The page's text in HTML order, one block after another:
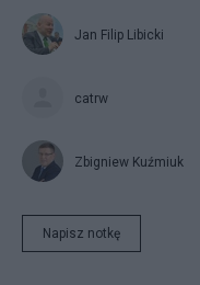
Jan Filip Libicki
catrw
Zbigniew Kuźmiuk
Napisz notkę